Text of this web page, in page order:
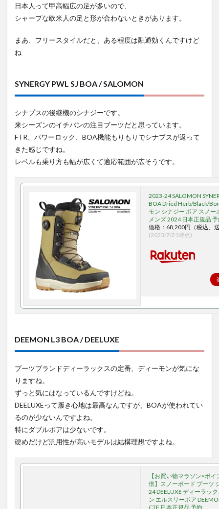
日本人って甲高幅広の足が多いので、
シャープな欧米人の足と形が合わないときがあります。
まあ、フリースタイルだと、ある程度は融通効くんですけど
ね
SYNERGY PWL SJ BOA / SALOMON
シナプスの後継機のシナジーです。
来シーズンのイチバンの注目ブーツだと思っています。
FTR、パワーロック、BOA機能もりもりでシナプスが返って
きた感じですね。
レベルも乗り方も幅が広くて適応範囲が広そうです。
2023-24 SALOMON
BOA Dried Herb/Black/
モン シナジー ボア スノー
メンズ 2024 日本正規品
価格：68,200円（税込、
(2023/7/21時点)
DEEMON L3 BOA / DEELUXE
ブーツブランドディーラックスの定番、ディーモンが気にな
りますね。
ずっと気にはなっているんですけどね。
DEELUXEって履き心地は最高なんですが、BOAが使われてい
るのが少ないんですよね。
特にダブルボアは少ないです。
硬めだけど汎用性が高いモデルは結構理想ですよね。
【お買い物マラソン×ポ
倍】スノーボード ブーツ
24 DEELUXE ディーラッ
ン エルスリーボア
CTF 日本正規品 予約